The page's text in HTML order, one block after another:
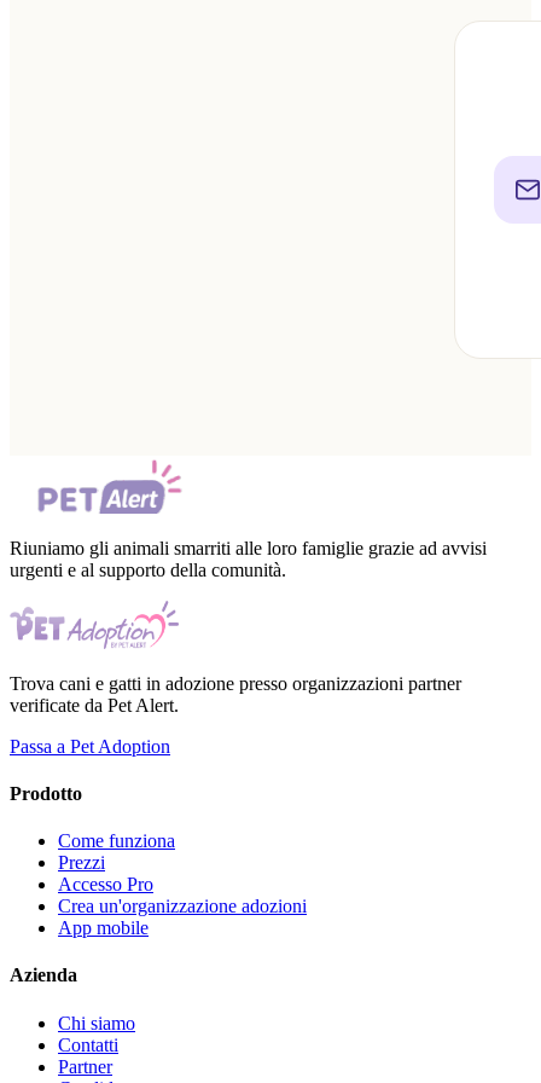
Riuniamo gli animali smarriti alle loro famiglie grazie ad avvisi
urgenti e al supporto della comunità.
Trova cani e gatti in adozione presso organizzazioni partner
verificate da Pet Alert.
Passa a Pet Adoption
Prodotto
Come funziona
Prezzi
Accesso Pro
Crea un'organizzazione adozioni
App mobile
Azienda
Chi siamo
Contatti
Partner